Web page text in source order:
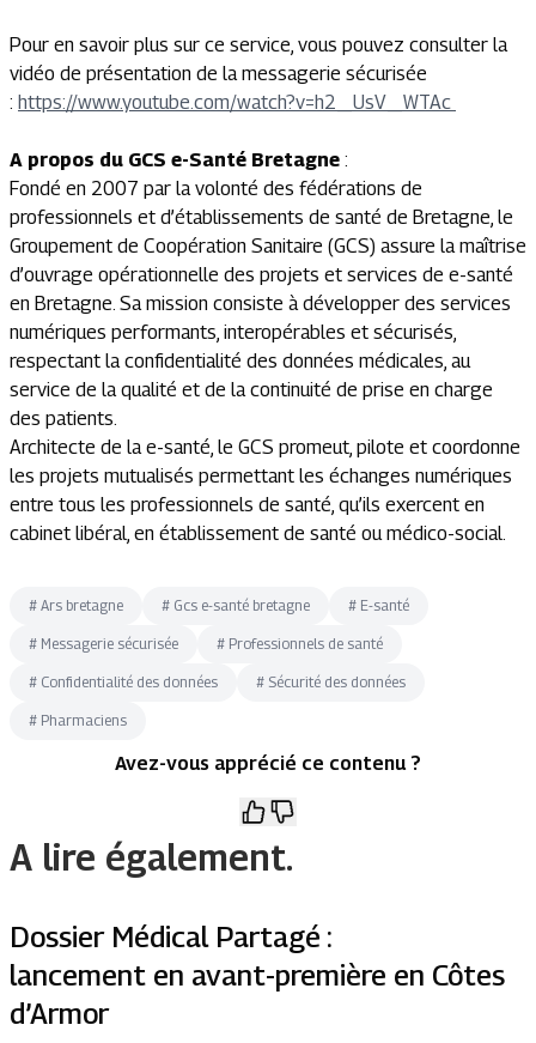
Pour en savoir plus sur ce service, vous pouvez consulter la
vidéo de présentation de la messagerie sécurisée
: https://www.youtube.com/watch?v=h2_UsV_WTAc
A propos du GCS e-Santé Bretagne :
Fondé en 2007 par la volonté des fédérations de
professionnels et d’établissements de santé de Bretagne, le
Groupement de Coopération Sanitaire (GCS) assure la maîtrise
d’ouvrage opérationnelle des projets et services de e-santé
en Bretagne. Sa mission consiste à développer des services
numériques performants, interopérables et sécurisés,
respectant la confidentialité des données médicales, au
service de la qualité et de la continuité de prise en charge
des patients.
Architecte de la e-santé, le GCS promeut, pilote et coordonne
les projets mutualisés permettant les échanges numériques
entre tous les professionnels de santé, qu’ils exercent en
cabinet libéral, en établissement de santé ou médico-social.
# Ars bretagne # Gcs e-santé bretagne # E-santé
# Messagerie sécurisée # Professionnels de santé
# Confidentialité des données # Sécurité des données
# Pharmaciens
Avez-vous apprécié ce contenu ?
A lire également.
Dossier Médical Partagé :
lancement en avant-première en Côtes
d’Armor